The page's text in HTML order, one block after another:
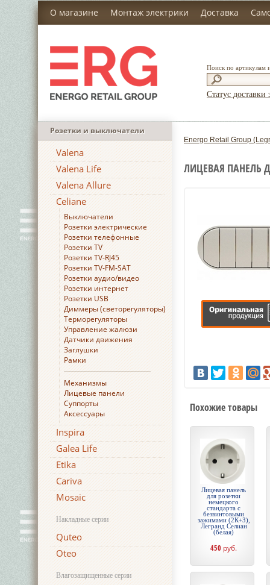
О магазине Монтаж электрики Доставка
Поиск по артикулам
Статус доставки
Розетки и выключатели
Valena
Valena Life
Valena Allure
Celiane
Выключатели
Розетки электрические
Розетки телефонные
Розетки TV
Розетки TV-RJ45
Розетки TV-FM-SAT
Розетки аудио/видео
Розетки интернет
Розетки USB
Диммеры (светорегуляторы)
Терморегуляторы
Управление жалюзи
Датчики движения
Заглушки
Рамки
Механизмы
Лицевые панели
Суппорты
Аксессуары
Inspira
Galea Life
Etika
Cariva
Mosaic
Накладные серии
Quteo
Oteo
Влагозащищенные серии
Energo Retail Group
ЛИЦЕВАЯ ПАНЕЛЬ
Похожие товары
Лицевая панель
для розетки
немецкого
стандарта с
безвинтовыми
зажимами (2К+З),
Легранд Селиан
(белая)
450 руб.